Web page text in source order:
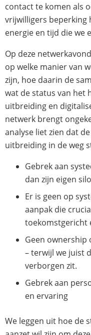
contact te komen als
vrijwilligers beperking
energie en tijd die we
Op deze
op welke manier van
zijn, hoe daarin de
wat de status van het
uitbreiding en
netwerk brengt
analyse liet zien dat
uitbreiding in de weg
Gebrek aan
dan zijn eigen silo
Er is geen op
aanpak die
toekomstgericht
Geen ownership
– terwijl we juist
verborgen zit.
Gebrek aan
en ervaring
We leggen uit hoe de